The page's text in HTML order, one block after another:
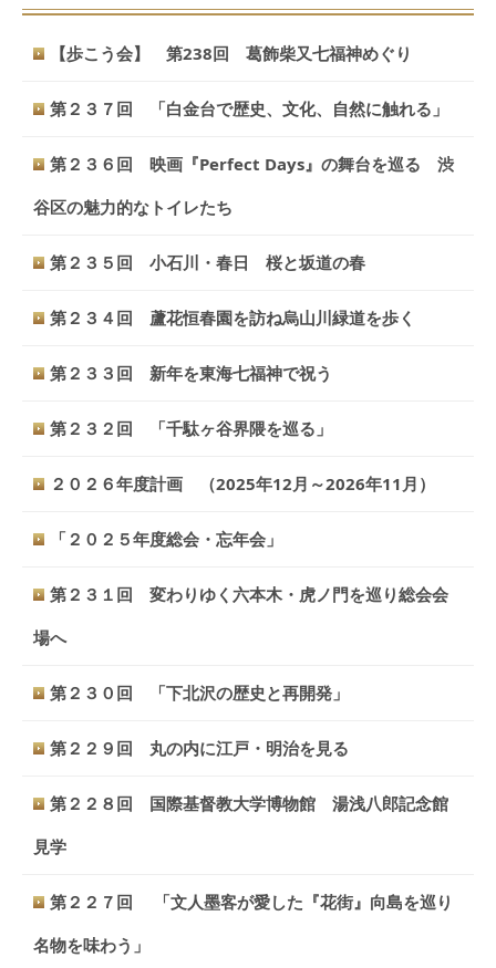
【歩こう会】 第238回 葛飾柴又七福神めぐり
第２３７回 「白金台で歴史、文化、自然に触れる」
第２３６回 映画『Perfect Days』の舞台を巡る 渋
谷区の魅力的なトイレたち
第２３５回 小石川・春日 桜と坂道の春
第２３４回 蘆花恒春園を訪ね烏山川緑道を歩く
第２３３回 新年を東海七福神で祝う
第２３２回 「千駄ヶ谷界隈を巡る」
２０２６年度計画 （2025年12月～2026年11月）
「２０２５年度総会・忘年会」
第２３１回 変わりゆく六本木・虎ノ門を巡り総会会
場へ
第２３０回 「下北沢の歴史と再開発」
第２２９回 丸の内に江戸・明治を見る
第２２８回 国際基督教大学博物館 湯浅八郎記念館
見学
第２２７回 「文人墨客が愛した『花街』向島を巡り
名物を味わう」